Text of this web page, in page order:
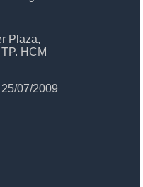
Plaza,
HCM
07/2009